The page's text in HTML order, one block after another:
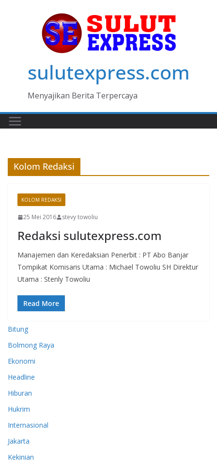
sulutexpress.com
Menyajikan Berita Terpercaya
Kolom Redaksi
KOLOM REDAKSI
25 Mei 2016 stevy towoliu
Redaksi sulutexpress.com
Manajemen dan Keredaksian Penerbit : PT Abo Banjar
Tompikat Komisaris Utama : Michael Towoliu SH Direktur
Utama : Stenly Towoliu
Read More
Bitung
Bolmong Raya
Ekonomi
Headline
Hiburan
Hukrim
Internasional
Jakarta
Kekinian